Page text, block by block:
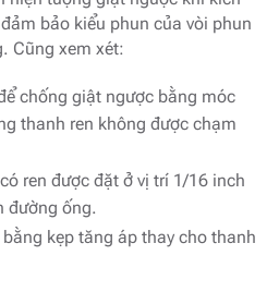
bảo kiểu phun của vòi phun
Cũng xem xét:
chống giật ngược bằng móc
thanh ren không được chạm
ren được đặt ở vị trí 1/16 inch
đường ống.
kẹp tăng áp thay cho thanh